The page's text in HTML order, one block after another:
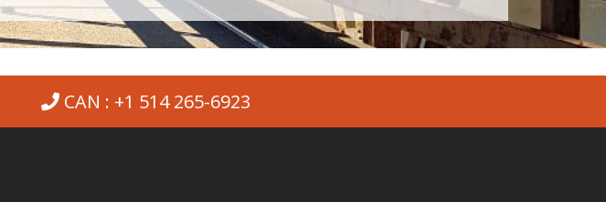
CAN : +1 514 265-6923